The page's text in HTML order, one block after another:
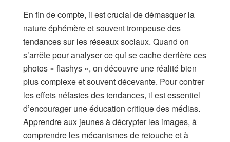
En fin de compte, il est crucial de démasquer la
nature éphémère et souvent trompeuse des
tendances sur les réseaux sociaux. Quand on
s’arrête pour analyser ce qui se cache derrière ces
photos « flashys », on découvre une réalité bien
plus complexe et souvent décevante. Pour contrer
les effets néfastes des tendances, il est essentiel
d’encourager une éducation critique des médias.
Apprendre aux jeunes à décrypter les images, à
comprendre les mécanismes de retouche et à